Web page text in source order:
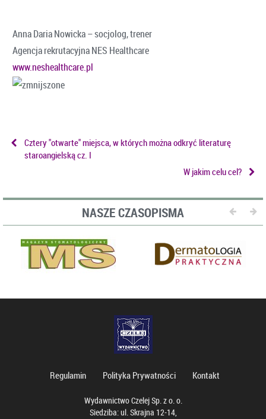
Anna Daria Nowicka – socjolog, trener
Agencja rekrutacyjna NES Healthcare
www.neshealthcare.pl
Cztery "otwarte" miejsca, w których można odkryć literaturę
staroangielską cz. I
W jakim celu cel?
NASZE CZASOPISMA
Regulamin Polityka Prywatności Kontakt
Wydawnictwo Czelej Sp. z o. o.
Siedziba: ul. Skrajna 12-14,